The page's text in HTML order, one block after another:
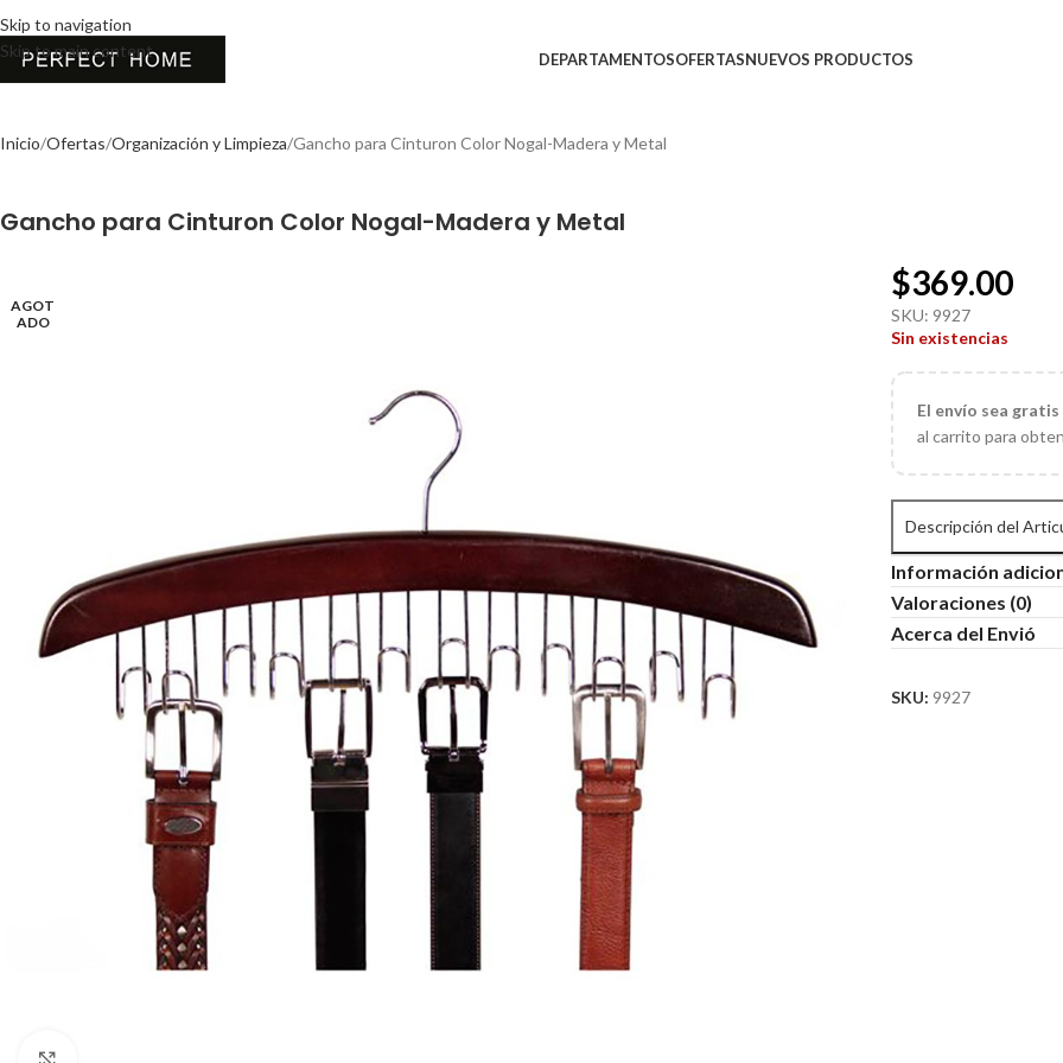
Skip to navigation
Skip to main content
DEPARTAMENTOSOFERTASNUEVOS PRODUCTOS
Inicio Ofertas Organización y Limpieza Gancho para Cinturon Color Nogal-Madera y Metal
Gancho para Cinturon Color Nogal-Madera y Metal
AGOT
ADO
$369.00
SKU: 9927
Sin existencias
El envío sea
al carrito para
Descripción del
Información
Valoraciones (0)
Acerca del Envió
SKU: 9927